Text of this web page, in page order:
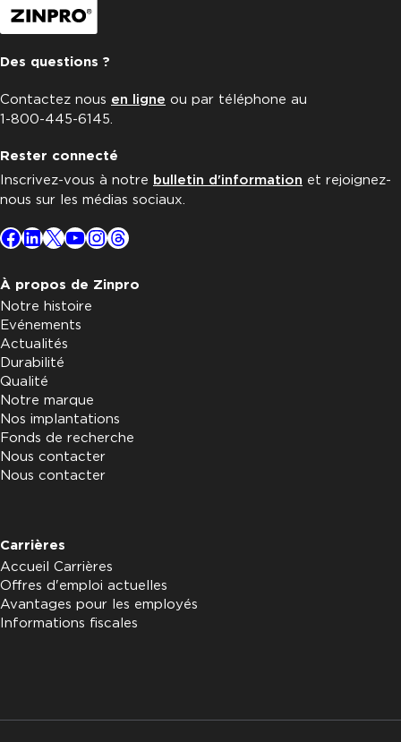
Des questions ?
Contactez nous en ligne ou par téléphone au
1-800-445-6145.
Rester connecté
Inscrivez-vous à notre bulletin d'information et rejoignez-
nous sur les médias sociaux.
Facebook
LinkedIn
X YouTube
Instagram
Threads
À propos de Zinpro
Notre histoire
Evénements
Actualités
Durabilité
Qualité
Notre marque
Nos implantations
Fonds de recherche
Nous contacter
Nous contacter
Carrières
Accueil Carrières
Offres d'emploi actuelles
Avantages pour les employés
Informations fiscales